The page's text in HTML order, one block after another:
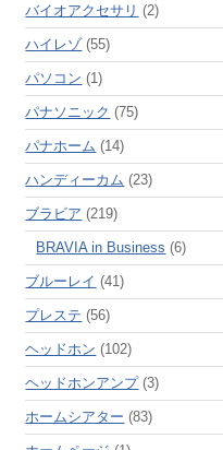
バイオアクセサリ (2)
ハイレゾ(55)
パソコン (1)
パナソニック (75)
パナホーム (14)
ハンディーカム (23)
ブラビア (219)
BRAVIA in Business (6)
ブルーレイ (41)
プレステ (56)
ヘッドホン (102)
ヘッドホンアンプ(3)
ホームシアター (83)